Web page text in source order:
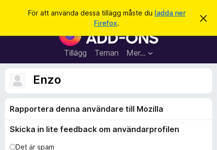
För att använda dessa tillägg måste du ladda ner
Firefox.
A
d
W
e
b
b
a
t
Tillägg Teman Mer…
Logga in
k
Enzo
Rapportera denna användare till Mozilla
Skicka in lite feedback om användarprofilen
Det är spam